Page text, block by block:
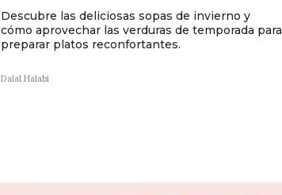
Descubre las deliciosas sopas de invierno y
cómo aprovechar las verduras de temporada para
preparar platos reconfortantes.
Dalal Halabi